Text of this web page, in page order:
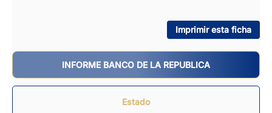
Imprimir esta ficha
INFORME BANCO DE LA REPUBLICA
Estado